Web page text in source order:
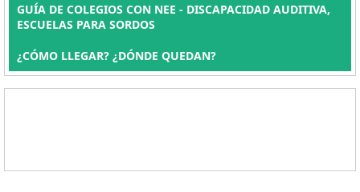
GUÍA DE COLEGIOS CON NEE - DISCAPACIDAD AUDITIVA,
ESCUELAS PARA SORDOS
¿CÓMO LLEGAR? ¿DÓNDE QUEDAN?